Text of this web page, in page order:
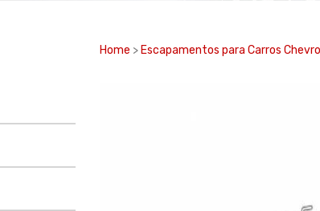
Home > Escapamentos para Carros